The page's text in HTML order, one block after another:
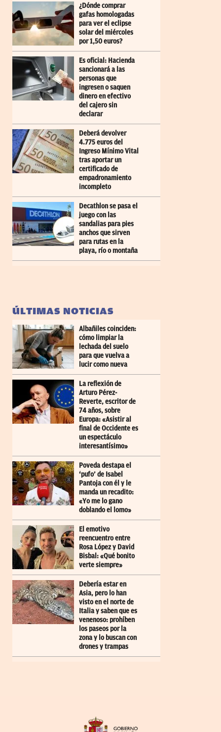
¿Dónde comprar
gafas homologadas
para ver el eclipse
solar del miércoles
por 1,50 euros?
Es oficial: Hacienda
sancionará a las
personas que
ingresen o saquen
dinero en efectivo
del cajero sin
declarar
Deberá devolver
4.775 euros del
Ingreso Mínimo Vital
tras aportar un
certificado de
empadronamiento
incompleto
Decathlon se pasa el
juego con las
sandalias para pies
anchos que sirven
para rutas en la
playa, río o montaña
ÚLTIMAS NOTICIAS
Albañiles coinciden:
cómo limpiar la
lechada del suelo
para que vuelva a
lucir como nueva
La reflexión de
Arturo Pérez-
Reverte, escritor de
74 años, sobre
Europa: «Asistir al
final de Occidente es
un espectáculo
interesantísimo»
Poveda destapa el
‘pufo’ de Isabel
Pantoja con él y le
manda un recadito:
«Yo me lo gano
doblando el lomo»
El emotivo
reencuentro entre
Rosa López y David
Bisbal: «Qué bonito
verte siempre»
Debería estar en
Asia, pero lo han
visto en el norte de
Italia y saben que es
venenoso: prohíben
los paseos por la
zona y lo buscan con
drones y trampas